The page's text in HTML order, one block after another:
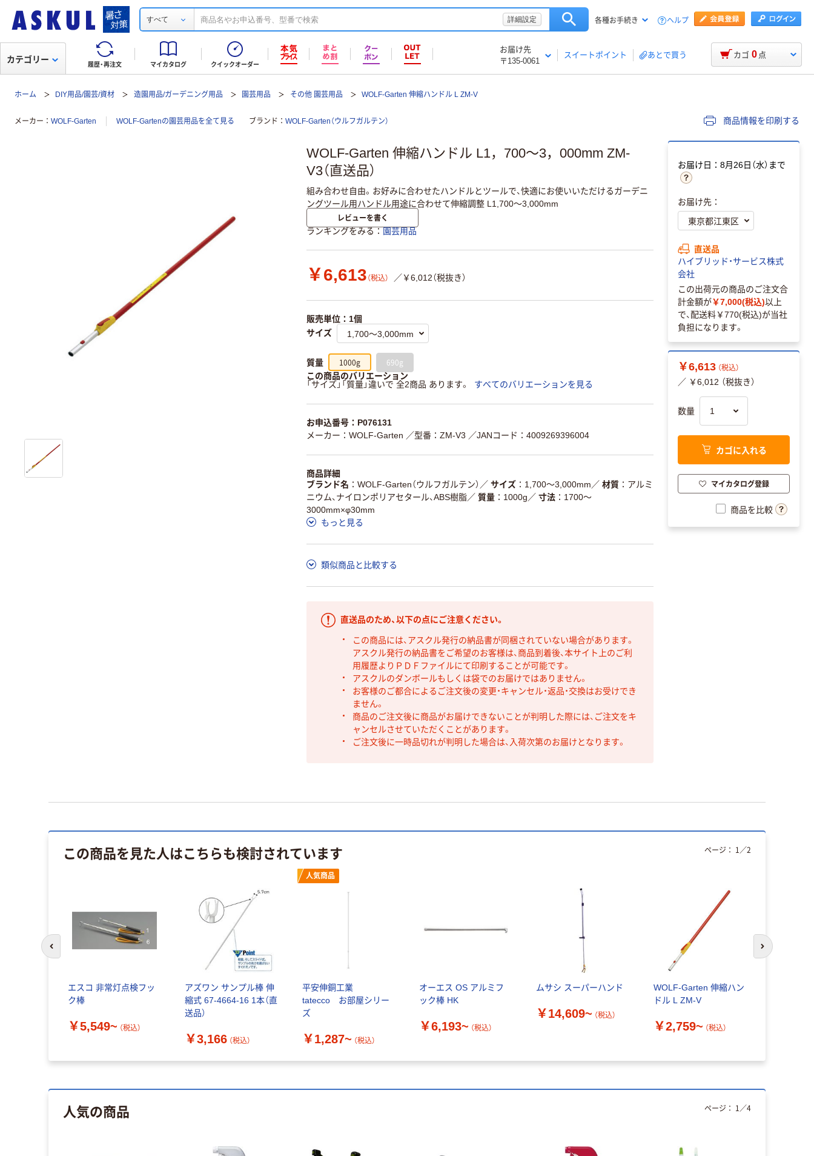
すべて 詳細設定 各種お手続き ヘルプ
履歴・再注文 マイカタログ クイックオーダー
お届け先
〒135-0061
スイートポイント あとで買う
カテゴリー カゴ 0 点
ホーム DIY用品/園芸/資材 造園用品/ガーデニング用品 園芸用品 その他 園芸用品 WOLF-Garten 伸縮ハンドル L ZM-V
メーカー WOLF-Garten WOLF-Gartenの園芸用品を全て見る ブランド WOLF-Garten（ウルフガルテン） 商品情報を印刷する
WOLF-Garten 伸縮ハンドル L1，700～3，000mm ZM-
V3（直送品）
組み合わせ自由。お好みに合わせたハンドルとツールで、快適にお使いいただけるガーデニ
ングツール用ハンドル用途に合わせて伸縮調整 L1,700～3,000mm
レビューを書く
ランキングをみる 園芸用品
￥6,613 （税込） ／￥6,012（税抜き）
販売単位：1個
サイズ
質量 1000g 690g
この商品のバリエーション
「サイズ」「質量」違いで 全2商品 あります。
すべてのバリエーションを見る
お申込番号：P076131
メーカー：WOLF-Garten ／型番：ZM-V3 ／JANコード：4009269396004
商品詳細
ブランド名
WOLF-Garten（ウルフガルテン） ／ サイズ 1,700～3,000mm ／ 材質
アルミ
ニウム、ナイロンポリアセタール、ABS樹脂／ 質量 1000g ／ 寸法
1700～
3000mm×φ30mm
もっと見る
類似商品と比較する
直送品のため、以下の点にご注意ください。
この商品には、アスクル発行の納品書が同梱されていない場合があります。
アスクル発行の納品書をご希望のお客様は、商品到着後、本サイト上のご利
用履歴よりＰＤＦファイルにて印刷することが可能です。
アスクルのダンボールもしくは袋でのお届けではありません。
お客様のご都合によるご注文後の変更・キャンセル・返品・交換はお受けでき
ません。
商品のご注文後に商品がお届けできないことが判明した際には、ご注文をキ
ャンセルさせていただくことがあります。
ご注文後に一時品切れが判明した場合は、入荷次第のお届けとなります。
お届け日：8月26日（水）まで
お届け先：
直送品
ハイブリッド・サービス株式
会社
この出荷元の商品のご注文合
計金額が￥7,000(税込)以上
で、配送料￥770(税込)が当社
負担になります。
￥6,613 （税込）
／ ￥6,012 （税抜き）
数量
カゴに入れる
マイカタログ登録
商品を比較
この商品を見た人はこちらも検討されています
エスコ 非常灯点検フッ
ク棒
￥5,549~ （税込）
アズワン サンプル棒 伸
縮式 67-4664-16 1本（直
送品）
￥3,166 （税込）
人気商品
平安伸銅工業
tatecco お部屋シリー
ズ
￥1,287~ （税込）
オーエス OS アルミフ
ック棒 HK
￥6,193~ （税込）
ムサシ スーパーハンド
￥14,609~ （税込）
WOLF-Garten 伸縮ハン
ドル L ZM-V
￥2,759~ （税込）
ページ： 1 ／2
前のスライドへ 次のスライド
人気の商品 ページ： 1 ／4